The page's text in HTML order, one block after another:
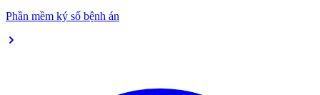
Phần mềm ký số bệnh án